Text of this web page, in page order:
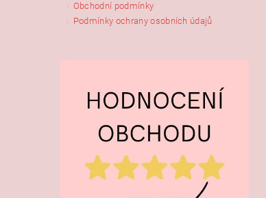
Obchodní podmínky
Podmínky ochrany osobních údajů